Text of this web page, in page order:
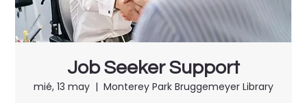
Job Seeker Support
mié, 13 may
  |
Monterey Park Bruggemeyer Library